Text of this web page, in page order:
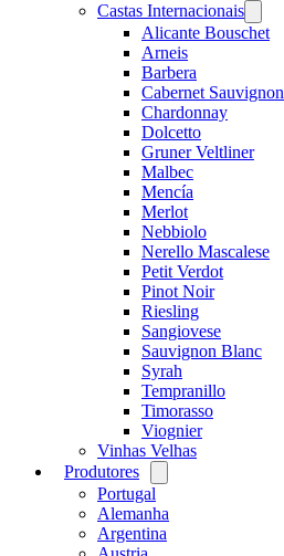
Castas Internacionais
menu
Alicante Bouschet
Arneis
Barbera
Cabernet Sauvignon
Chardonnay
Dolcetto
Gruner Veltliner
Malbec
Mencía
Merlot
Nebbiolo
Nerello Mascalese
Petit Verdot
Pinot Noir
Riesling
Sangiovese
Sauvignon Blanc
Syrah
Tempranillo
Timorasso
Viognier
Vinhas Velhas
Produtores
menu
Portugal
Alemanha
Argentina